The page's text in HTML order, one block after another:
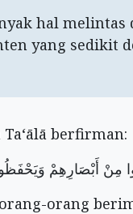
hal melintas
yang sedikit
berfirman:
مِنْ أَبْصَارِهِمْ
orang